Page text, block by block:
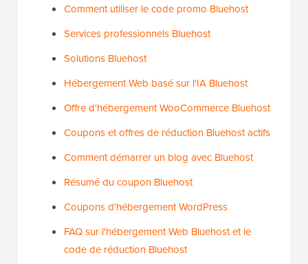
Comment utiliser le code promo Bluehost
Services professionnels Bluehost
Solutions Bluehost
Hébergement Web basé sur l'IA Bluehost
Offre d'hébergement WooCommerce Bluehost
Coupons et offres de réduction Bluehost actifs
Comment démarrer un blog avec Bluehost
Résumé du coupon Bluehost
Coupons d'hébergement WordPress
FAQ sur l'hébergement Web Bluehost et le
code de réduction Bluehost